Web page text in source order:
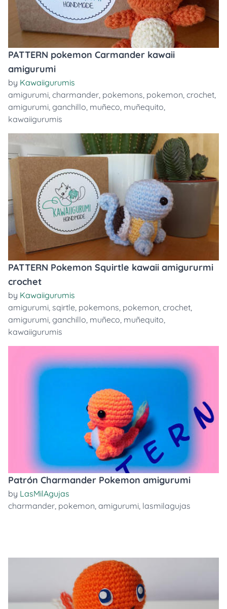
PATTERN pokemon Carmander kawaii
amigurumi
by Kawaiigurumis
amigurumi, charmander, pokemons, pokemon, crochet,
amigurumi, ganchillo, muñeco, muñequito,
kawaiigurumis
PATTERN Pokemon Squirtle kawaii amigururmi
crochet
by Kawaiigurumis
amigurumi, sqirtle, pokemons, pokemon, crochet,
amigurumi, ganchillo, muñeco, muñequito,
kawaiigurumis
Patrón Charmander Pokemon amigurumi
by LasMilAgujas
charmander, pokemon, amigurumi, lasmilagujas